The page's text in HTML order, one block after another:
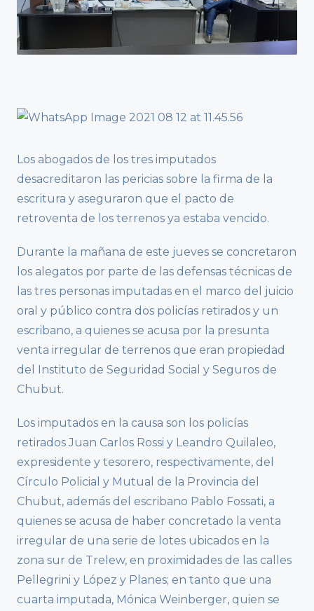
Los abogados de los tres imputados
desacreditaron las pericias sobre la firma de la
escritura y aseguraron que el pacto de
retroventa de los terrenos ya estaba vencido.
Durante la mañana de este jueves se concretaron
los alegatos por parte de las defensas técnicas de
las tres personas imputadas en el marco del juicio
oral y público contra dos policías retirados y un
escribano, a quienes se acusa por la presunta
venta irregular de terrenos que eran propiedad
del Instituto de Seguridad Social y Seguros de
Chubut.
Los imputados en la causa son los policías
retirados Juan Carlos Rossi y Leandro Quilaleo,
expresidente y tesorero, respectivamente, del
Círculo Policial y Mutual de la Provincia del
Chubut, además del escribano Pablo Fossati, a
quienes se acusa de haber concretado la venta
irregular de una serie de lotes ubicados en la
zona sur de Trelew, en proximidades de las calles
Pellegrini y López y Planes; en tanto que una
cuarta imputada, Mónica Weinberger, quien se